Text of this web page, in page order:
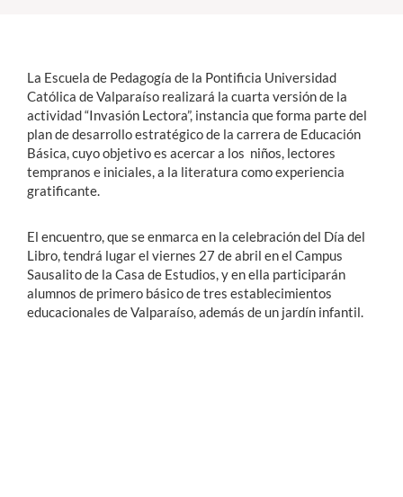
Académicos
Funcionarios
Alumni
La Escuela de Pedagogía de la Pontificia Universidad
Católica de Valparaíso realizará la cuarta versión de la
actividad “Invasión Lectora”, instancia que forma parte del
plan de desarrollo estratégico de la carrera de Educación
Básica, cuyo objetivo es acercar a los niños, lectores
tempranos e iniciales, a la literatura como experiencia
gratificante.
El encuentro, que se enmarca en la celebración del Día del
Libro, tendrá lugar el viernes 27 de abril en el Campus
Sausalito de la Casa de Estudios, y en ella participarán
alumnos de primero básico de tres establecimientos
educacionales de Valparaíso, además de un jardín infantil.